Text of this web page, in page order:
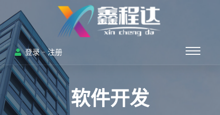
登录 - 注册
软件开发